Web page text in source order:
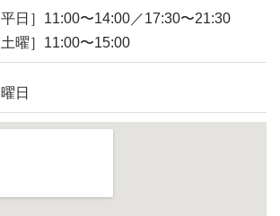
平日］11:00〜14:00／17:30〜21:30
土曜］11:00〜15:00
日